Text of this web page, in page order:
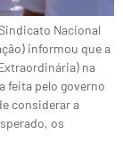
Nacional
informou que a
na
feita pelo governo
considerar a
os